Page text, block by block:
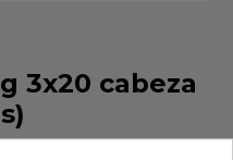
3x20 cabeza